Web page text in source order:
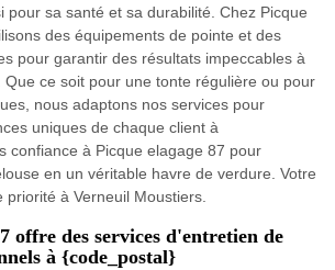
pour sa santé et sa durabilité. Chez Picque
des équipements de pointe et des
pour garantir des résultats impeccables à
ce soit pour une tonte régulière ou pour
nous adaptons nos services pour
uniques de chaque client à
confiance à Picque elagage 87 pour
en un véritable havre de verdure. Votre
priorité à Verneuil Moustiers.
offre des services d'entretien de
à {code_postal}